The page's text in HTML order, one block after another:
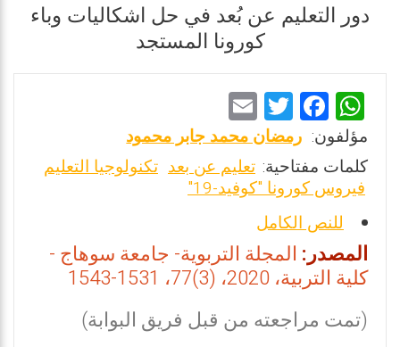
دور التعليم عن بُعد في حل اشكاليات وباء
كورونا المستجد
W
h
at
s
A
p
p
F
a
ce
b
o
o
k
T
wi
tt
er
m
ai
l
مؤلفون: رمضان محمد جابر محمود
كلمات مفتاحية: تعليم عن بعد تكنولوجيا التعليم
فيروس كورونا "كوفيد-19"
للنص الكامل
المصدر: المجلة التربوية- جامعة سوهاج -
كلية التربية، 2020، (3)77، 1531-1543
(تمت مراجعته من قبل فريق البوابة)